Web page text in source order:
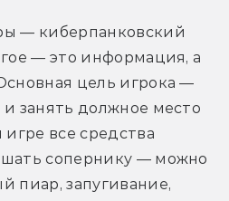
— киберпанковский
— это информация, а
цель игрока —
и занять должное место
все средства
сопернику — можно
пиар, запугивание,